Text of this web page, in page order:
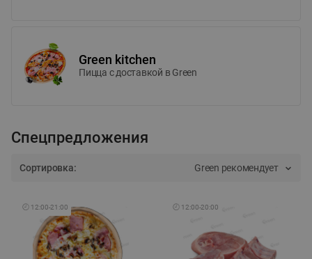
Green kitchen
Пицца c доставкой в Green
Спецпредложения
Сортировка: Green рекомендует
🕘 12:00-21:00 🕘 12:00-20:00